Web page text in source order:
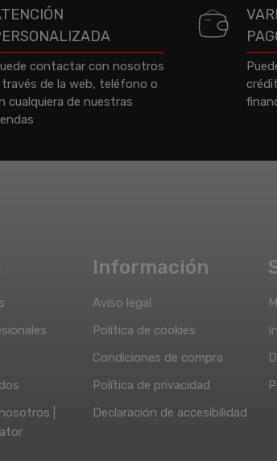
contactar con nosotros
través de la web, teléfono o
cualquiera de nuestras
|
Información
Aviso legal
Política de cookies
Condiciones de compra
Política de privacidad
Declaración de accesibilidad